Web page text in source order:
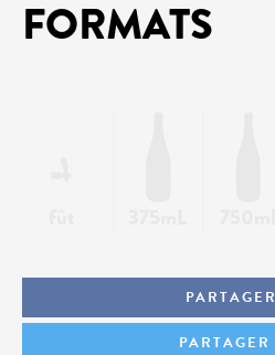
FORMATS
PARTAGER
PARTAGER